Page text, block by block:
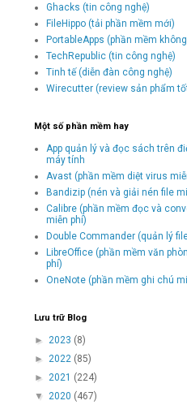
Ghacks (tin công nghệ)
FileHippo (tải phần mềm mới)
PortableApps (phần mềm
TechRepublic (tin công nghệ)
Tinh tế (diễn đàn công nghệ)
Wirecutter (review sản phẩm
Một số phần mềm hay
App quản lý và đọc sách trên
máy tính
Avast (phần mềm diệt virus
Bandizip (nén và giải nén file
Calibre (phần mềm đọc và
miễn phí)
Double Commander (quản lý
LibreOffice (phần mềm văn
phí)
OneNote (phần mềm ghi chú
Lưu trữ Blog
► 2023 (8)
► 2022 (85)
► 2021 (224)
▼ 2020 (467)